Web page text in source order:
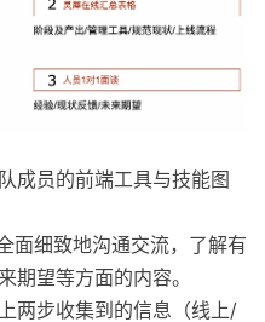
成员的前端工具与技能图
面细致地沟通交流，了解有
期望等方面的内容。
两步收集到的信息（线上/